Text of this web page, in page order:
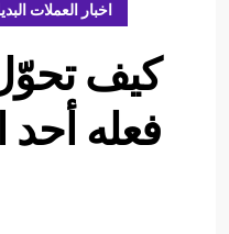
اخبار العملات
فعله أحد